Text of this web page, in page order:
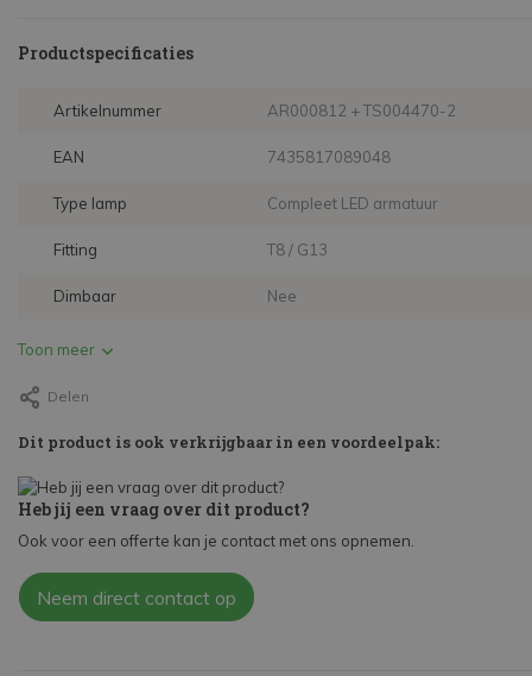
Productspecificaties
Artikelnummer AR000812 + TS004470-2
EAN 7435817089048
Type lamp Compleet LED armatuur
Fitting T8 / G13
Dimbaar Nee
Toon meer
Delen
Dit product is ook verkrijgbaar in een voordeelpak:
Heb jij een vraag over dit product?
Ook voor een offerte kan je contact met ons opnemen.
Neem direct contact op